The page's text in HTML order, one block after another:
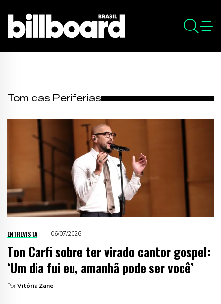
Tom das Periferias
ENTREVISTA 06/07/2026
Ton Carfi sobre ter virado cantor gospel:
‘Um dia fui eu, amanhã pode ser você’
PorVitória Zane